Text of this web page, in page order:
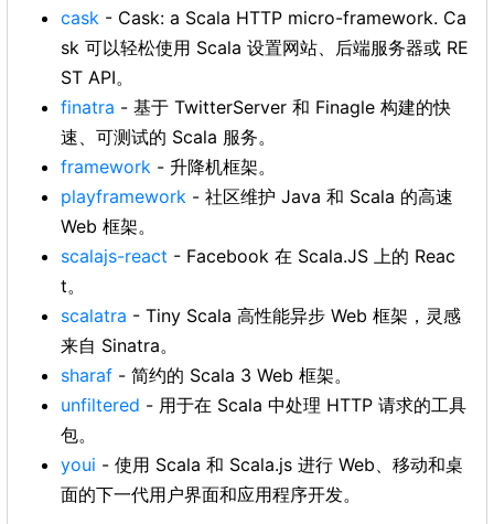
cask - Cask: a Scala HTTP micro-framework. Ca
sk 可以轻松使用 Scala 设置网站、后端服务器或 RE
ST API。
finatra - 基于 TwitterServer 和 Finagle 构建的快
速、可测试的 Scala 服务。
framework - 升降机框架。
playframework - 社区维护 Java 和 Scala 的高速
Web 框架。
scalajs-react - Facebook 在 Scala.JS 上的 Reac
t。
scalatra - Tiny Scala 高性能异步 Web 框架，灵感
来自 Sinatra。
sharaf - 简约的 Scala 3 Web 框架。
unfiltered - 用于在 Scala 中处理 HTTP 请求的工具
包。
youi - 使用 Scala 和 Scala.js 进行 Web、移动和桌
面的下一代用户界面和应用程序开发。